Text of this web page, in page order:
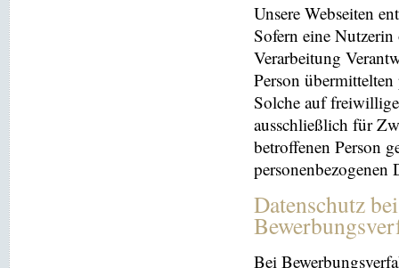
Unsere Webseiten
Sofern eine
Verarbeitung
Person übermittelten
Solche auf
ausschließlich für
betroffenen Person
personenbezogenen
Datenschutz
Bei